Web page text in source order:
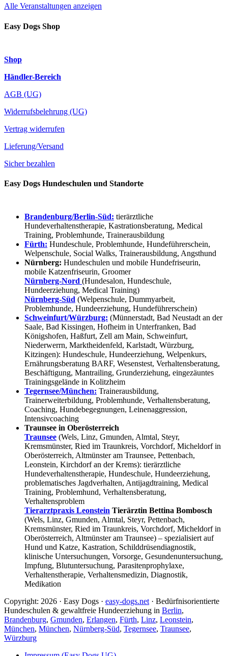
Alle Veranstaltungen anzeigen
Easy Dogs Shop
Shop
Händler-Bereich
AGB (UG)
Widerrufsbelehrung (UG)
Vertrag widerrufen
Lieferung/Versand
Sicher bezahlen
Easy Dogs Hundeschulen und Standorte
Brandenburg/Berlin-Süd: tierärztliche
Hundeverhaltenstherapie, Kastrationsberatung, Medical
Training, Problemhunde, Trainerausbildung
Fürth: Hundeschule, Problemhunde, Hundeführerschein,
Welpenschule, Social Walks, Trainerausbildung, Angsthund
Nürnberg: Hundeschulen und mobile Hundefriseurin,
mobile Katzenfriseurin, Groomer
Nürnberg-Nord (Hundesalon, Hundeschule,
Hundeerziehung, Medical Training)
Nürnberg-Süd (Welpenschule, Dummyarbeit,
Problemhunde, Hundeerziehung, Hundeführerschein)
Schweinfurt/Würzburg: (Münnerstadt, Bad Neustadt an der
Saale, Bad Kissingen, Hofheim in Unterfranken, Bad
Königshofen, Haßfurt, Zell am Main, Schweinfurt,
Niederwerrn, Marktheidenfeld, Karlstadt, Würzburg,
Kitzingen): Hundeschule, Hundeerziehung, Welpenkurs,
Ernährungsberatung BARF, Wesenstest, Verhaltensberatung,
Beschäftigung, Mantrailing, Grunderziehung, eingezäuntes
Trainingsgelände in Kolitzheim
Tegernsee/München: Trainerausbildung,
Trainerweiterbildung, Problemhunde, Verhaltensberatung,
Coaching, Hundebegegnungen, Leinenaggression,
Intensivcoaching
Traunsee in Oberösterreich
Traunsee (Wels, Linz, Gmunden, Almtal, Steyr,
Kremsmünster, Ried im Traunkreis, Vorchdorf, Micheldorf in
Oberösterreich, Altmünster am Traunsee, Pettenbach,
Leonstein, Kirchdorf an der Krems): tierärztliche
Hundeverhaltenstherapie, Hundeschule, Hundeerziehung,
problematisches Jagdverhalten, Antijagdtraining, Medical
Training, Problemhund, Verhaltensberatung,
Verhaltensproblem
Tierarztpraxis Leonstein Tierärztin Bettina Bombosch
(Wels, Linz, Gmunden, Almtal, Steyr, Pettenbach,
Kremsmünster, Ried im Traunkreis, Vorchdorf, Micheldorf in
Oberösterreich, Altmünster am Traunsee) – spezialisiert auf
Hund und Katze, Kastration, Schilddrüsendiagnostik,
klinische Untersuchungen, Vorsorge, Gesundenuntersuchung,
Impfung, Blutuntersuchung, Parasitenprophylaxe,
Verhaltenstherapie, Verhaltensmedizin, Diagnostik,
Medikation
Copyright: 2026 · Easy Dogs · easy-dogs.net· Bedürfnisorientierte
Hundeschulen & gewaltfreie Hundeerziehung in Berlin,
Brandenburg, Gmunden, Erlangen, Fürth, Linz, Leonstein,
München, München, Nürnberg-Süd, Tegernsee, Traunsee,
Würzburg